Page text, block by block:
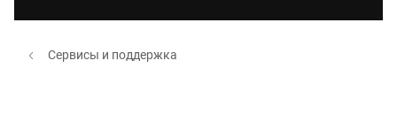
Сервисы и поддержка